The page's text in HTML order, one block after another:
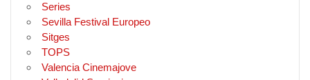
Series
Sevilla Festival Europeo
Sitges
TOPS
Valencia Cinemajove